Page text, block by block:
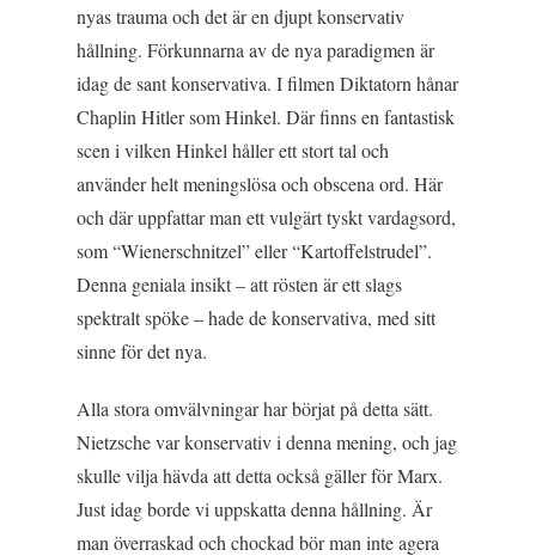
nyas trauma och det är en djupt konservativ
hållning. Förkunnarna av de nya paradigmen är
idag de sant konservativa. I filmen Diktatorn hånar
Chaplin Hitler som Hinkel. Där finns en fantastisk
scen i vilken Hinkel håller ett stort tal och
använder helt meningslösa och obscena ord. Här
och där uppfattar man ett vulgärt tyskt vardagsord,
som “Wienerschnitzel” eller “Kartoffelstrudel”.
Denna geniala insikt – att rösten är ett slags
spektralt spöke – hade de konservativa, med sitt
sinne för det nya.
Alla stora omvälvningar har börjat på detta sätt.
Nietzsche var konservativ i denna mening, och jag
skulle vilja hävda att detta också gäller för Marx.
Just idag borde vi uppskatta denna hållning. Är
man överraskad och chockad bör man inte agera